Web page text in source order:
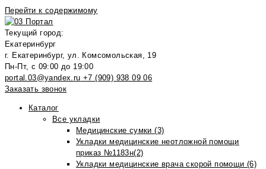
Перейти к содержимому
Текущий город:
Екатеринбург
г. Екатеринбург, ул. Комсомольская, 19
Пн-Пт, с 09:00 до 19:00
portal.03@yandex.ru +7 (909) 938 09 06
Заказать звонок
Каталог
Все укладки
Медицинские сумки (3)
Укладки медицинские неотложной помощи
приказ №1183н(2)
Укладки медицинские врача скорой помощи (6)